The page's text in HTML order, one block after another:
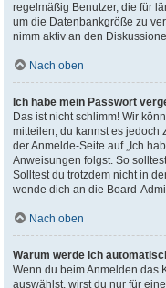
regelmäßig Benutzer, die für
um die Datenbankgröße zu
nimm aktiv an den
Nach oben
Ich habe mein Passwort
Das ist nicht schlimm! Wir
mitteilen, du kannst es jedoch
der Anmelde-Seite auf „Ich
Anweisungen folgst. So
Solltest du trotzdem nicht in
wende dich an die Board-
Nach oben
Warum werde ich
Wenn du beim Anmelden das
auswählst, wirst du nur für